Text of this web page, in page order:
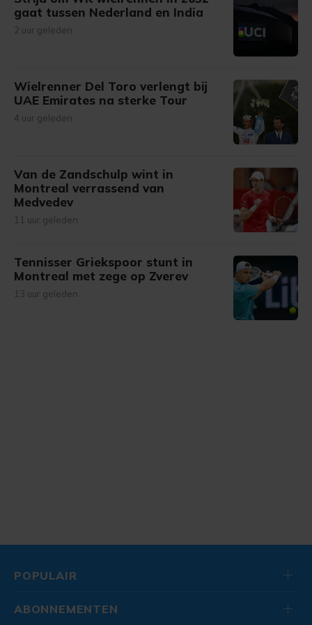
gaat tussen Nederland en India
2 uur geleden
Wielrenner Del Toro verlengt bij
UAE Emirates na sterke Tour
4 uur geleden
Van de Zandschulp wint in
Montreal verrassend van
Medvedev
11 uur geleden
Tennisser Griekspoor stunt in
Montreal met zege op Zverev
13 uur geleden
POPULAIR
ABONNEMENTEN